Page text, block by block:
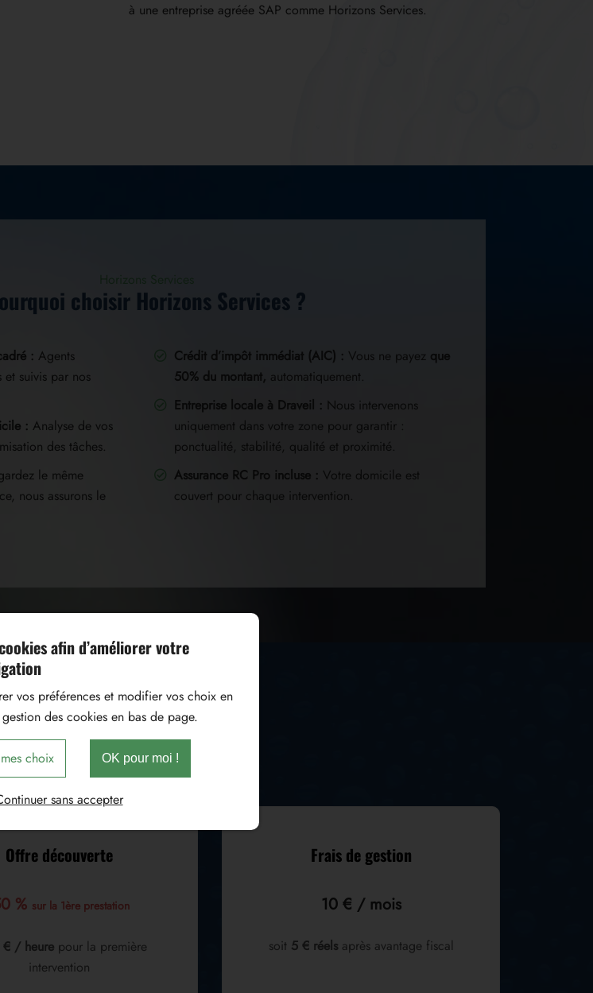
à une entreprise agréée SAP comme Horizons Services.
choisir Horizons Services ?
: Agents
et suivis par nos
: Analyse de vos
des tâches.
le même
nous assurons le
Crédit d’impôt immédiat (AIC) : Vous ne payez que
50% du montant, automatiquement.
Entreprise locale à Draveil : Nous intervenons
uniquement dans votre zone pour garantir :
ponctualité, stabilité, qualité et proximité.
Assurance RC Pro incluse : Votre domicile est
couvert pour chaque intervention.
Horizons Services
avantages fiscaux
Offre découverte
% sur la 1ère prestation
€ / heure pour la première
intervention
Frais de gestion
10 € / mois
soit 5 € réelsaprès avantage fiscal
afin d’améliorer votre
vos préférences et modifier vos choix en
des cookies en bas de page.
choix OK pour moi !
sans accepter